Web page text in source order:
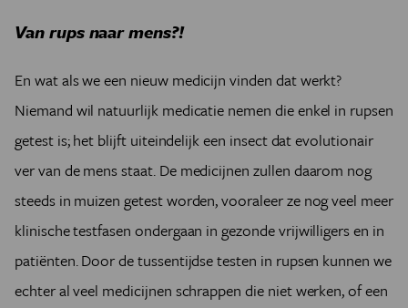
Van rups naar mens?!
En wat als we een nieuw medicijn vinden dat werkt?
Niemand wil natuurlijk medicatie nemen die enkel in rupsen
getest is; het blijft uiteindelijk een insect dat evolutionair
ver van de mens staat. De medicijnen zullen daarom nog
steeds in muizen getest worden, vooraleer ze nog veel meer
klinische testfasen ondergaan in gezonde vrijwilligers en in
patiënten. Door de tussentijdse testen in rupsen kunnen we
echter al veel medicijnen schrappen die niet werken, of een